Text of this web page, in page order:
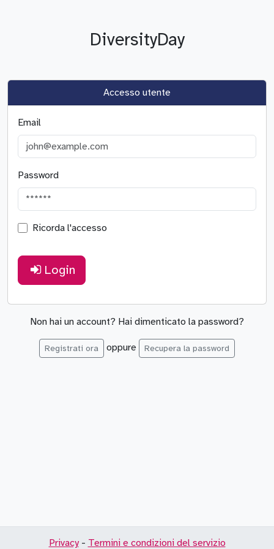
DiversityDay
Accesso utente
Email
Password
Ricorda l'accesso
Login
Non hai un account? Hai dimenticato la password?
Registrati ora oppure Recupera la password
Privacy- Termini e condizioni del servizio